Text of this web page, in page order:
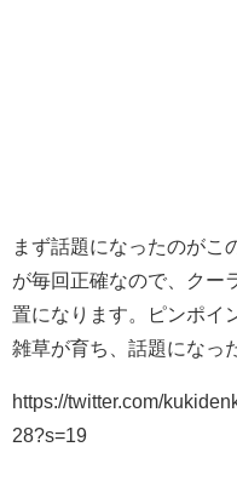
まず話題になったのがこ
が毎回正確なので、クー
置になります。ピンポイ
雑草が育ち、話題になっ
https://twitter.com/
28?s=19